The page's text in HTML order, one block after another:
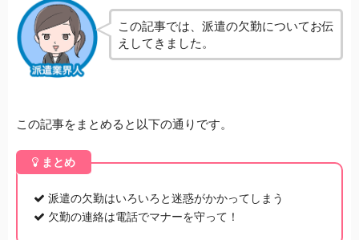
この記事では、派遣の欠勤についてお伝
えしてきました。
この記事をまとめると以下の通りです。
まとめ
派遣の欠勤はいろいろと迷惑がかかってしまう
欠勤の連絡は電話でマナーを守って！